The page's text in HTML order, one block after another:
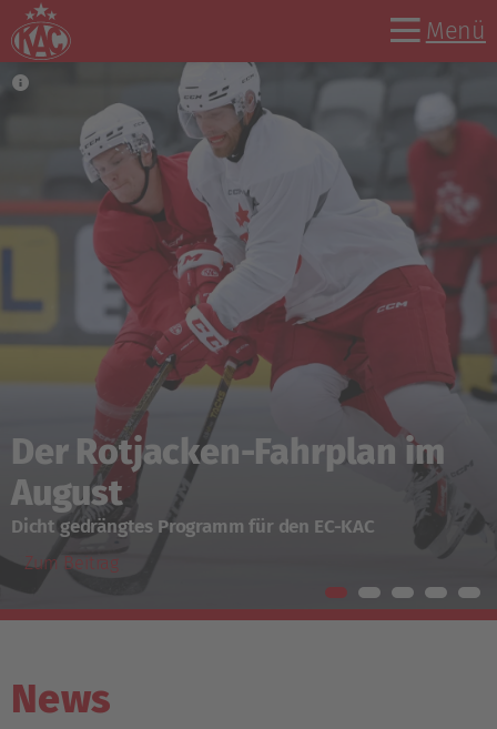
Menü
Informationen für Fans zu
den CHL-Auswärtsspielen
Ticketing-Informationen für Hamar und Krefeld
Zum Beitrag
News